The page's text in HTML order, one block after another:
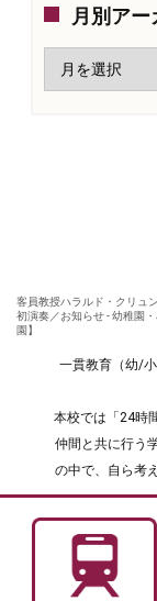
月別アー
客員教授ハラルド・クリュ
初演奏／お知らせ - 幼稚園
園】
一貫教育（幼/
本校では「24時
仲間と共に行う
の中で、自ら考